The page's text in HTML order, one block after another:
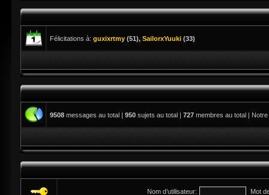
Félicitations à: guxixrtmy (51), SailorxYuuki (33)
9508 messages au total | 950 sujets au total | 727 membres au total |
Nom d’utilisateur: Mot